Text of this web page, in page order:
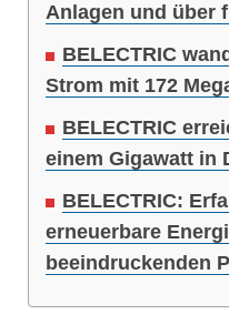
Anlagen und über
BELECTRIC
Strom mit 172
BELECTRIC
einem Gigawatt in
BELECTRIC:
erneuerbare
beeindruckenden